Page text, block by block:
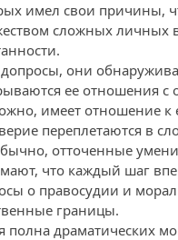
имел свои причины,
сложных личных
они
ее отношения
имеет отношение к
переплетаются в
отточенные
что каждый шаг
о правосудии и
границы.
полна драматических